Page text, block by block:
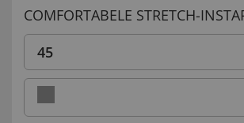
COMFORTABELE STRETCH-
45